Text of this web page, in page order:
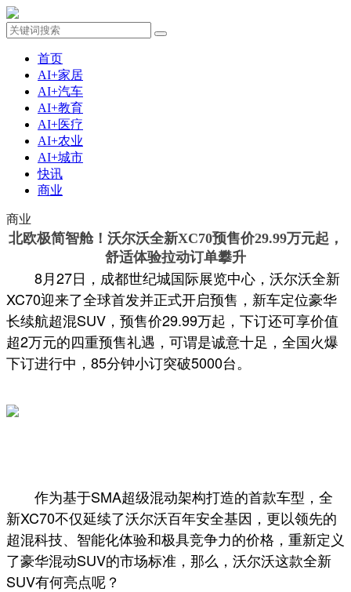
首页
AI+家居
AI+汽车
AI+教育
AI+医疗
AI+农业
AI+城市
快讯
商业
商业
北欧极简智舱！沃尔沃全新XC70预售价29.99万元起，
舒适体验拉动订单攀升
8月27日，成都世纪城国际展览中心，沃尔沃全新
XC70迎来了全球首发并正式开启预售，新车定位豪华
长续航超混SUV，预售价29.99万起，下订还可享价值
超2万元的四重预售礼遇，可谓是诚意十足，全国火爆
下订进行中，85分钟小订突破5000台。
作为基于SMA超级混动架构打造的首款车型，全
新XC70不仅延续了沃尔沃百年安全基因，更以领先的
超混科技、智能化体验和极具竞争力的价格，重新定义
了豪华混动SUV的市场标准，那么，沃尔沃这款全新
SUV有何亮点呢？